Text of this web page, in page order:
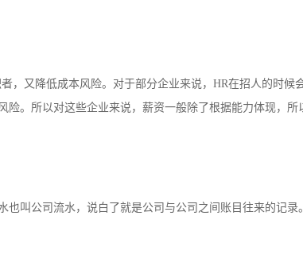
，又降低成本风险。对于部分企业来说，HR在招人的时候
。所以对这些企业来说，薪资一般除了根据能力体现，所
叫公司流水，说白了就是公司与公司之间账目往来的记